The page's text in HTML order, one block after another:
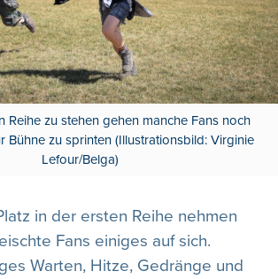
Reihe zu stehen gehen manche Fans noch
Bühne zu sprinten (Illustrationsbild: Virginie
Lefour/Belga)
in der ersten Reihe nehmen
Fans einiges auf sich.
Warten, Hitze, Gedränge und